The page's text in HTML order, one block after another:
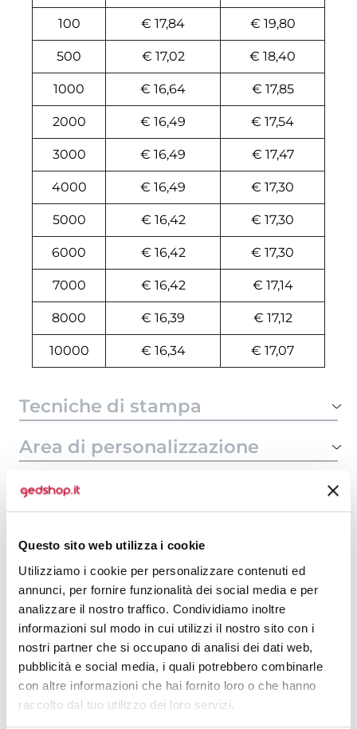
Questo sito web utilizza i cookie
Utilizziamo i cookie per personalizzare contenuti ed
annunci, per fornire funzionalità dei social media e per
analizzare il nostro traffico. Condividiamo inoltre
informazioni sul modo in cui utilizzi il nostro sito con i
nostri partner che si occupano di analisi dei dati web,
pubblicità e social media, i quali potrebbero combinarle
con altre informazioni che hai fornito loro o che hanno
raccolto dal tuo utilizzo dei loro servizi.
100 € 17,84 € 19,80
500 € 17,02 € 18,40
1000 € 16,64 € 17,85
2000 € 16,49 € 17,54
3000 € 16,49 € 17,47
4000 € 16,49 € 17,30
5000 € 16,42 € 17,30
6000 € 16,42 € 17,30
7000 € 16,42 € 17,14
8000 € 16,39 € 17,12
10000 € 16,34 € 17,07
Tecniche di stampa
Area di personalizzazione
Domande e risposte
Prodotti alternativi